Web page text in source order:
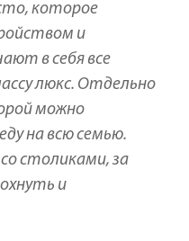
которое
и
в себя все
люкс. Отдельно
можно
на всю семью.
столиками, за
и